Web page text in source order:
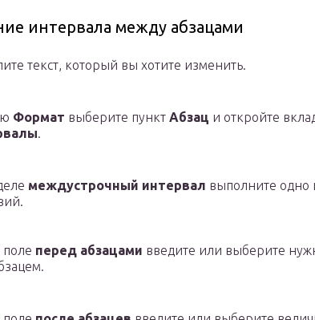
интервала между абзацами
текст, который вы хотите изменить.
Формат выберите пункт Абзац и откройте
.
междустрочный интервал выполните одно
поле перед абзацами введите или выберите